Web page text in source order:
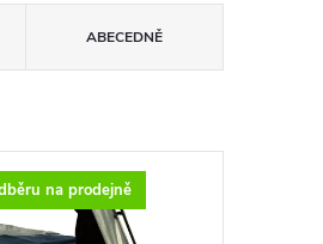
ABECEDNĚ
na prodejně